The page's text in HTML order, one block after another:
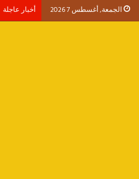
الجمعة, أغسطس 7 2026 أخبار عاجلة